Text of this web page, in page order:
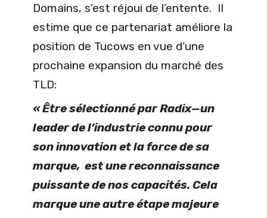
Domains, s’est réjoui de l’entente. Il
estime que ce partenariat améliore la
position de Tucows en vue d’une
prochaine expansion du marché des
TLD:
« Être sélectionné par Radix—un
leader de l’industrie connu pour
son innovation et la force de sa
marque, est une reconnaissance
puissante de nos capacités. Cela
marque une autre étape majeure